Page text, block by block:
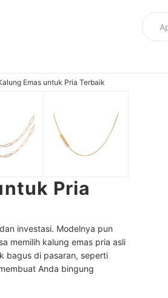
Emas untuk Pria Terbaik
Pria
investasi. Modelnya pun
memilih kalung emas pria asli
bagus di pasaran, seperti
Anda bingung